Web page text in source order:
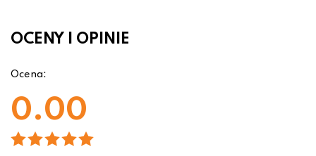
OCENY I OPINIE
Ocena:
0.00